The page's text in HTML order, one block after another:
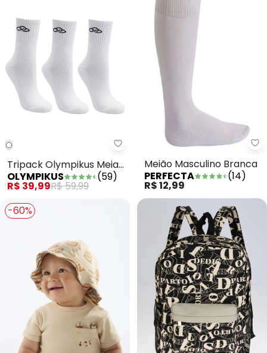
Tripack Olympikus Meia Cano
Tripack Olympikus Meia
Cano Medio (Branco)
OLYMPIKUS (59)
R$ 39,99R$ 59,99
Meião Masculino Branca
PERFECTA
(14)
R$ 12,99
-60%